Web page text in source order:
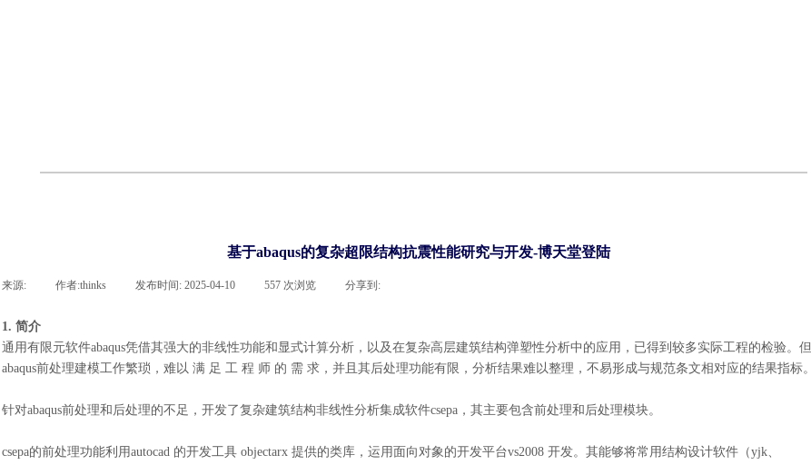
基于abaqus的复杂超限结构抗震性能研究与开发-博天堂登陆
来源: 作者:thinks 发布时间: 2025-04-10 557 次浏览 分享到:
1. 简介
通用有限元软件abaqus凭借其强大的非线性功能和显式计算分析，以及在复杂高层建筑结构弹塑性分析中的应用，已得到较多实际工程的检验。但
abaqus前处理建模工作繁琐，难以 满 足 工 程 师 的 需 求，并且其后处理功能有限，分析结果难以整理，不易形成与规范条文相对应的结果指标。
针对abaqus前处理和后处理的不足，开发了复杂建筑结构非线性分析集成软件csepa，其主要包含前处理和后处理模块。
csepa的前处理功能利用autocad 的开发工具 objectarx 提供的类库，运用面向对象的开发平台vs2008 开发。其能够将常用结构设计软件（yjk、